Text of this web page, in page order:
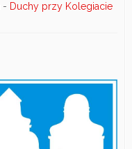
- Duchy przy Kolegiacie